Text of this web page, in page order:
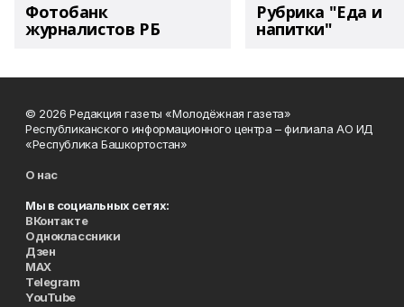
Фотобанк
журналистов РБ
Рубрика "Еда и
напитки"
© 2026 Редакция газеты «Молодёжная газета»
Республиканского информационного центра – филиала АО ИД
«Республика Башкортостан»
О нас
Мы в социальных сетях:
ВКонтакте
Одноклассники
Дзен
MAX
Telegram
YouTube